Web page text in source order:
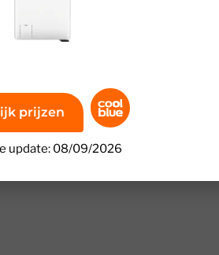
prijzen
update: 08/09/2026